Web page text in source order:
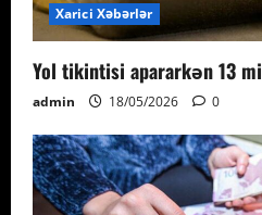
Xarici Xəbərlər
Yol tikintisi apararkən 13
admin 18/05/2026 0